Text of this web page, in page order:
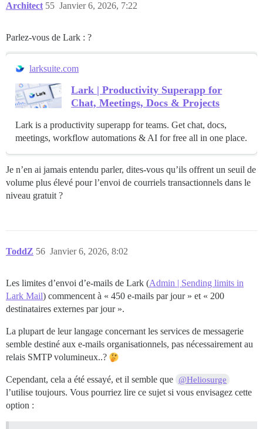
Architect Janvier 6, 2026, 7:22
55
Parlez-vous de Lark : ?
larksuite.com
Lark | Productivity Superapp for
Chat, Meetings, Docs & Projects
Lark is a productivity superapp for teams. Get chat, docs,
meetings, workflow automations & AI for free all in one place.
Je n’en ai jamais entendu parler, dites-vous qu’ils offrent un seuil de
volume plus élevé pour l’envoi de courriels transactionnels dans le
niveau gratuit ?
ToddZ Janvier 6, 2026, 8:02
56
Les limites d’envoi d’e-mails de Lark (Admin | Sending limits in
Lark Mail) commencent à « 450 e-mails par jour » et « 200
destinataires externes par jour ».
La plupart de leur langage concernant les services de messagerie
semble destiné aux e-mails organisationnels, pas nécessairement au
relais SMTP volumineux..?
Cependant, cela a été essayé, et il semble que @Heliosurge
l’utilise toujours. Vous pourriez lire ce sujet si vous envisagez cette
option :